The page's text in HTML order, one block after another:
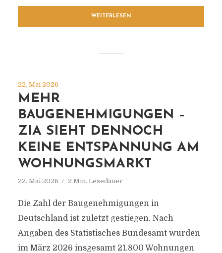
WEITERLESEN
22. Mai 2026
MEHR
BAUGENEHMIGUNGEN –
ZIA SIEHT DENNOCH
KEINE ENTSPANNUNG AM
WOHNUNGSMARKT
22. Mai 2026 2 Min. Lesedauer
Die Zahl der Baugenehmigungen in
Deutschland ist zuletzt gestiegen. Nach
Angaben des Statistisches Bundesamt wurden
im März 2026 insgesamt 21.800 Wohnungen